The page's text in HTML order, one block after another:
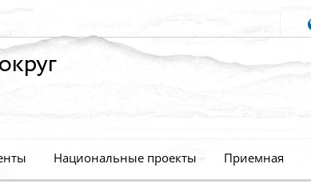
Национальные проекты Приемная